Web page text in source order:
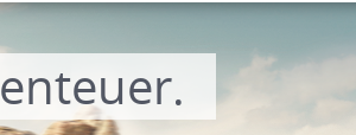
Abenteuer